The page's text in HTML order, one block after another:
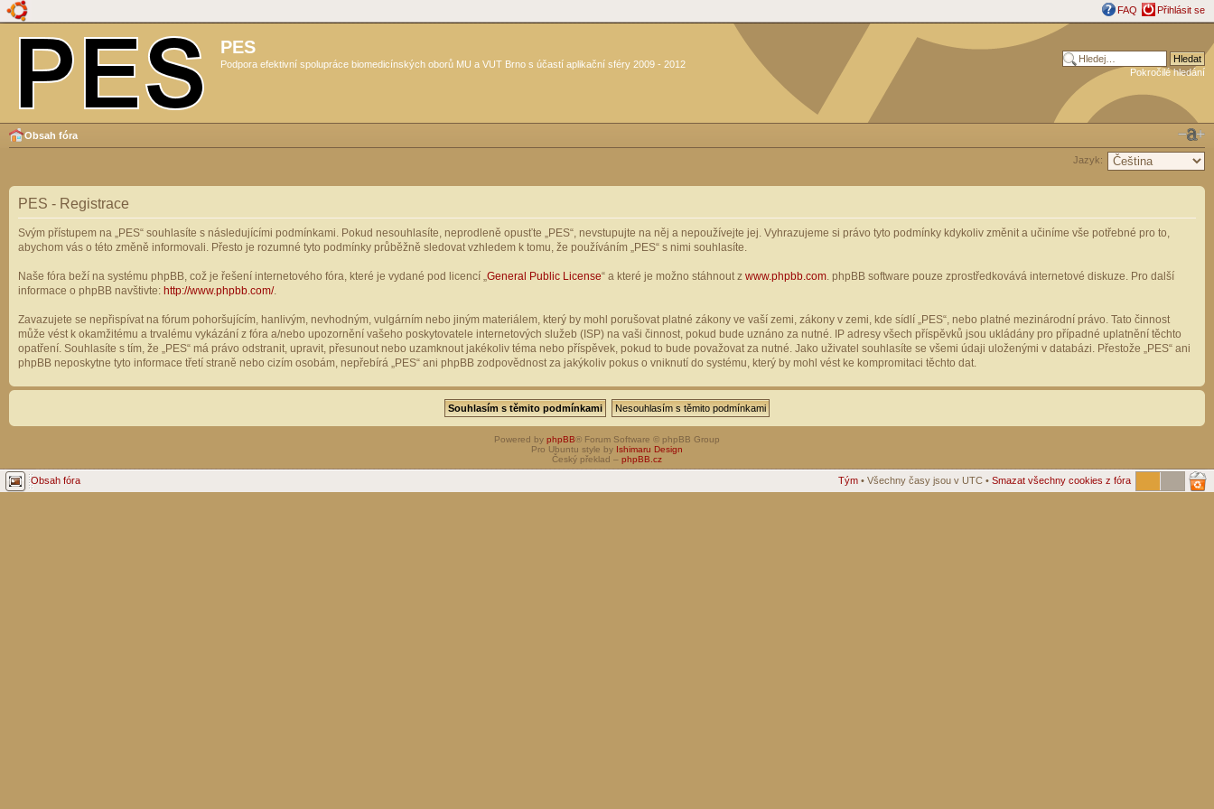
FAQ Přihlásit se
PES
Podpora efektivní spolupráce biomedicínských oborů MU a VUT Brno s účastí aplikační sféry 2009 - 2012
Pokročilé hledání
Obsah fóra
Jazyk:
PES - Registrace
Svým přístupem na „PES“ souhlasíte s následujícími podmínkami. Pokud nesouhlasíte, neprodleně opusťte „PES“, nevstupujte na něj a nepoužívejte jej. Vyhrazujeme si právo tyto podmínky kdykoliv změnit a učiníme vše potřebné pro to,
abychom vás o této změně informovali. Přesto je rozumné tyto podmínky průběžně sledovat vzhledem k tomu, že používáním „PES“ s nimi souhlasíte.
Naše fóra beží na systému phpBB, což je řešení internetového fóra, které je vydané pod licencí „ General Public License“ a které je možno stáhnout z www.phpbb.com . phpBB software pouze zprostředkovává internetové diskuze. Pro další
informace o phpBB navštivte: http://www.phpbb.com/.
Zavazujete se nepřispívat na fórum pohoršujícím, hanlivým, nevhodným, vulgárním nebo jiným materiálem, který by mohl porušovat platné zákony ve vaší zemi, zákony v zemi, kde sídlí „PES“, nebo platné mezinárodní právo. Tato činnost
může vést k okamžitému a trvalému vykázání z fóra a/nebo upozornění vašeho poskytovatele internetových služeb (ISP) na vaši činnost, pokud bude uznáno za nutné. IP adresy všech příspěvků jsou ukládány pro případné uplatnění těchto
opatření. Souhlasíte s tím, že „PES“ má právo odstranit, upravit, přesunout nebo uzamknout jakékoliv téma nebo příspěvek, pokud to bude považovat za nutné. Jako uživatel souhlasíte se všemi údaji uloženými v databázi. Přestože „PES“ ani
phpBB neposkytne tyto informace třetí straně nebo cizím osobám, nepřebírá „PES“ ani phpBB zodpovědnost za jakýkoliv pokus o vniknutí do systému, který by mohl vést ke kompromitaci těchto dat.
Powered by phpBB® Forum Software © phpBB Group
Pro Ubuntu style by Ishimaru Design
Český překlad – phpBB.cz
Obsah fóra Tým • Všechny časy jsou v UTC • Smazat všechny cookies z fóra